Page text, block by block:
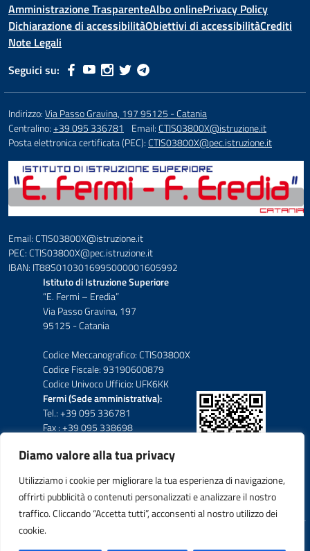
Diamo valore alla tua privacy
Utilizziamo i cookie per migliorare la tua esperienza di navigazione,
offrirti pubblicità o contenuti personalizzati e analizzare il nostro
traffico. Cliccando “Accetta tutti”, acconsenti al nostro utilizzo dei
cookie.
Amministrazione TrasparenteAlbo onlinePrivacy Policy
Dichiarazione di accessibilitàObiettivi di accessibilitàCrediti
Note Legali
Seguici su:
Indirizzo:Via Passo Gravina, 197 95125 - Catania
Centralino:+39 095 336781 Email:CTIS03800X@istruzione.it
Posta elettronica certificata (PEC):CTIS03800X@pec.istruzione.it
Email: CTIS03800X@istruzione.it
PEC: CTIS03800X@pec.istruzione.it
IBAN: IT88S0103016995000001605992
Istituto di Istruzione Superiore
“E. Fermi – Eredia”
Via Passo Gravina, 197
95125 - Catania
Codice Meccanografico: CTIS03800X
Codice Fiscale: 93190600879
Codice Univoco Ufficio: UFK6KK
Fermi (Sede amministrativa):
Tel.: +39 095 336781
Fax : +39 095 338698
Eredia-Deodato:
Tel.: +39 095 6136206
Fax : +39 095 330503